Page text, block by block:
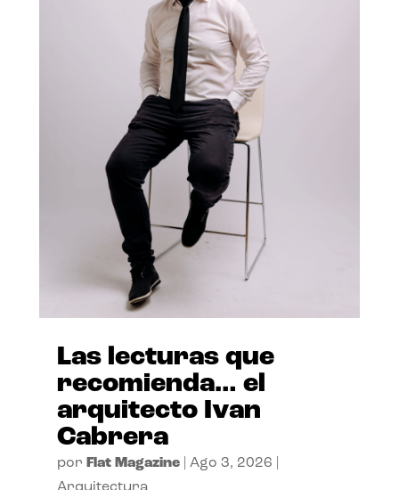
Las lecturas que
recomienda… el
arquitecto Ivan
Cabrera
por Flat Magazine| Ago 3, 2026